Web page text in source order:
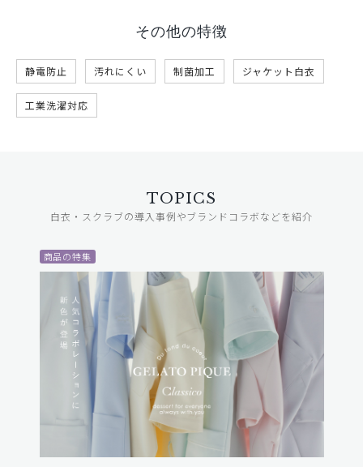
その他の特徴
静電防止 汚れにくい 制菌加工 ジャケット白衣
工業洗濯対応
TOPICS
白衣・スクラブの導入事例やブランドコラボなどを紹介
商品の特集